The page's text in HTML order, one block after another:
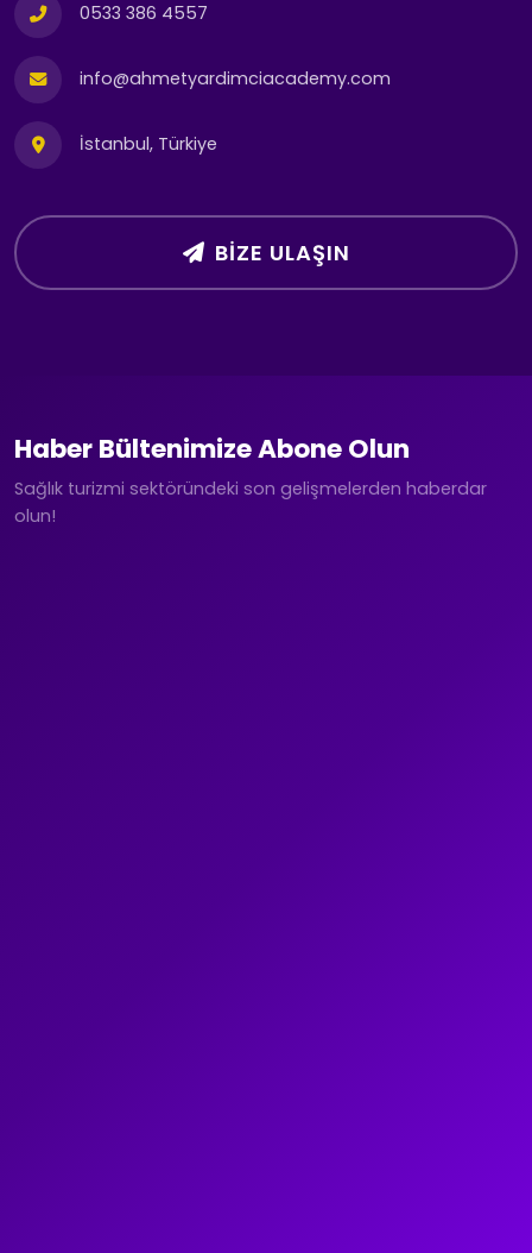
0533 386 4557
info@ahmetyardimciacademy.com
İstanbul, Türkiye
BIZE ULAŞIN
Haber Bültenimize Abone Olun
Sağlık turizmi sektöründeki son gelişmelerden haberdar
olun!